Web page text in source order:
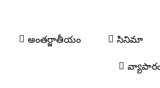
అంతర్జాతీయం సినిమా